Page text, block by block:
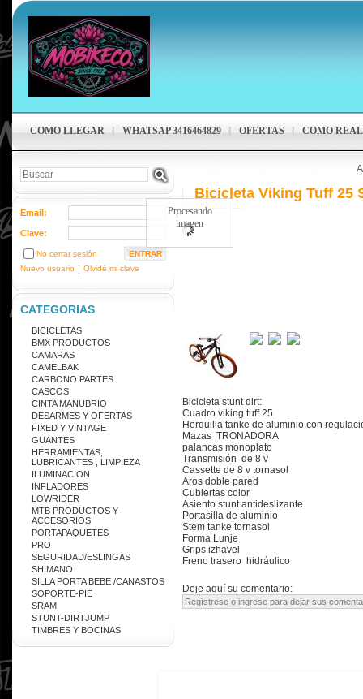
COMO LLEGAR WHATSAP 3416464829 OFERTAS COMO
Email:
Clave:
No cerrar sesión
Nuevo usuario | Olvidé mi clave
CATEGORIAS
BICICLETAS
BMX PRODUCTOS
CAMARAS
CAMELBAK
CARBONO PARTES
CASCOS
CINTA MANUBRIO
DESARMES Y OFERTAS
FIXED Y VINTAGE
GUANTES
HERRAMIENTAS,
LUBRICANTES , LIMPIEZA
ILUMINACION
INFLADORES
LOWRIDER
MTB PRODUCTOS Y
ACCESORIOS
PORTAPAQUETES
PRO
SEGURIDAD/ESLINGAS
SHIMANO
SILLA PORTA BEBE /CANASTOS
SOPORTE-PIE
SRAM
STUNT-DIRTJUMP
TIMBRES Y BOCINAS
Bicicleta Viking Tuff 25
Procesando
imagen
Bicicleta stunt dirt:
Cuadro viking tuff 25
Horquilla tanke de aluminio con
Mazas TRONADORA
palancas monoplato
Transmisión de 8 v
Cassette de 8 v tornasol
Aros doble pared
Cubiertas color
Asiento stunt antideslizante
Portasilla de aluminio
Stem tanke tornasol
Forma Lunje
Grips izhavel
Freno trasero hidráulico
Deje aquí su comentario: